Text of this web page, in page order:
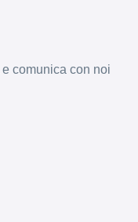
comunica con noi